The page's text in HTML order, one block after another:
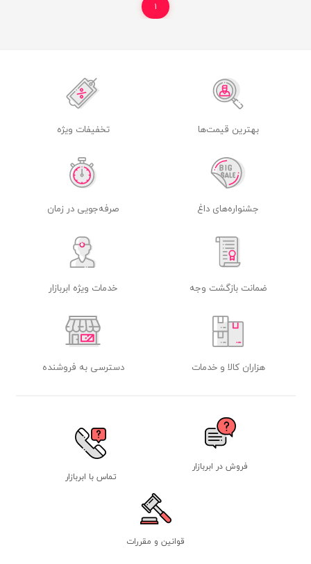
۱
بهترین قیمت‌ها تخفیفات ویژه
جشنواره‌های داغ صرفه‌جویی در زمان
ضمانت بازگشت وجه خدمات ویژه ابربازار
هزاران کالا و خدمات دسترسی به فروشنده
فروش در ابربازار
تماس با ابربازار
قوانین و مقررات